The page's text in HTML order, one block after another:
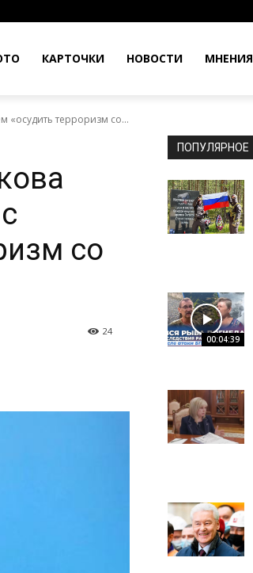
КАРТОЧКИ НОВОСТИ МНЕНИЯ
«осудить терроризм со...
со
24
ПОПУЛЯРНОЕ
00:04:39